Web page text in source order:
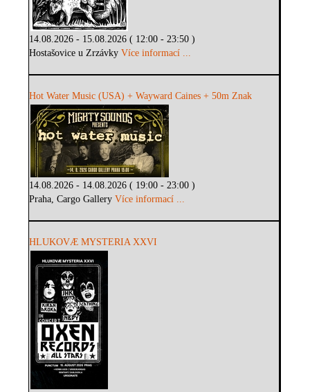
14.08.2026 - 15.08.2026 ( 12:00 - 23:50 )
Hostašovice u ZrzávkyVíce informací ...
Hot Water Music (USA) + Wayward Caines + 50m Znak
14.08.2026 - 14.08.2026 ( 19:00 - 23:00 )
Praha, Cargo GalleryVíce informací ...
HLUKOVÆ MYSTERIA XXVI